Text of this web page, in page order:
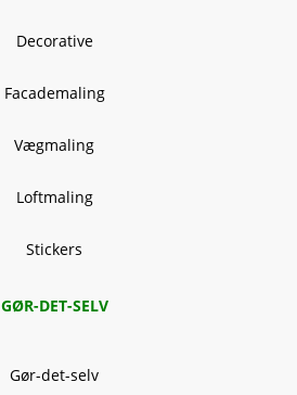
Decorative
Facademaling
Vægmaling
Loftmaling
Stickers
GØR-DET-SELV
Gør-det-selv